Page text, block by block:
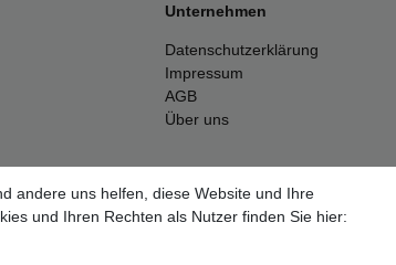
Unternehmen
Datenschutzerklärung
Impressum
AGB
Über uns
Alle Preise inkl. 19% Mehrwertsteuer.
beziehen sich auf die Verkäufe in unseren Shops und
ausschließlich innerhalb des deutschen
andere uns helfen, diese Website und Ihre
und Ihren Rechten als Nutzer finden Sie hier: